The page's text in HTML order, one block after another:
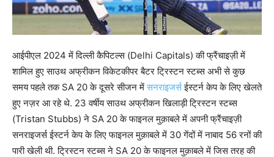
आईपीएल 2024 में दिल्ली कैपिटल्स (Delhi Capitals) की फ्रैंचाइज़ी में
शामिल हुए साउथ अफ्रीकन विकेटकीपर बैटर ट्रिस्टन स्टब्स अभी से कुछ
समय पहले तक SA 20 के दूसरे सीजन मेंसनराइजर्सईस्टर्न केप के लिए खेलते
हुए नज़र आ रहे थे. 23 वर्षीय साउथ अफ्रीकन खिलाड़ी ट्रिस्टन स्टब्स
(Tristan Stubbs) ने SA 20 के फाइनल मुक़ाबले में अपनी फ्रैंचाइज़ी
सनराइजर्स ईस्टर्न केप के लिए फाइनल मुक़ाबले में 30 गेंदों में नाबाद 56 रनों की
पारी खेली थी. ट्रिस्टन स्टब्स ने SA 20 के फाइनल मुक़ाबले में जिस तरह की